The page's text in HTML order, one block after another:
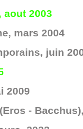
aout 2003
mars 2004
juin
2009
-